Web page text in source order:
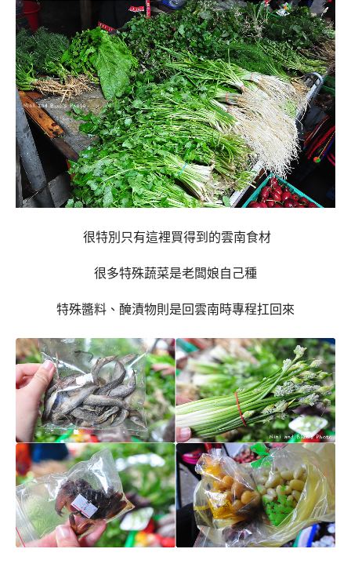
很特別只有這裡買得到的雲南食材
很多特殊蔬菜是老闆娘自己種
特殊醬料、醃漬物則是回雲南時專程扛回來